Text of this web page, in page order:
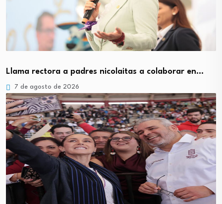
Llama rectora a padres nicolaitas a colaborar en…
7 de agosto de 2026